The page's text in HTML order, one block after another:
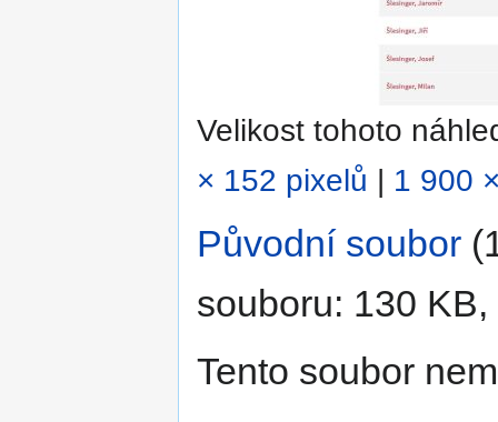
Velikost tohoto
× 152 pixelů | 1 900
Původní soubor
souboru: 130
Tento soubor